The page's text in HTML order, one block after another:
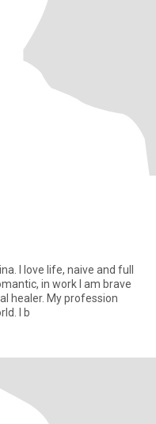
I love life, naive and full
in work I am brave
I b